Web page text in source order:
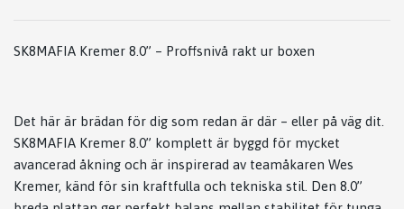
SK8MAFIA Kremer 8.0” – Proffsnivå rakt ur boxen
Det här är brädan för dig som redan är där – eller på väg dit.
SK8MAFIA Kremer 8.0” komplett är byggd för mycket
avancerad åkning och är inspirerad av teamåkaren Wes
Kremer, känd för sin kraftfulla och tekniska stil. Den 8.0”